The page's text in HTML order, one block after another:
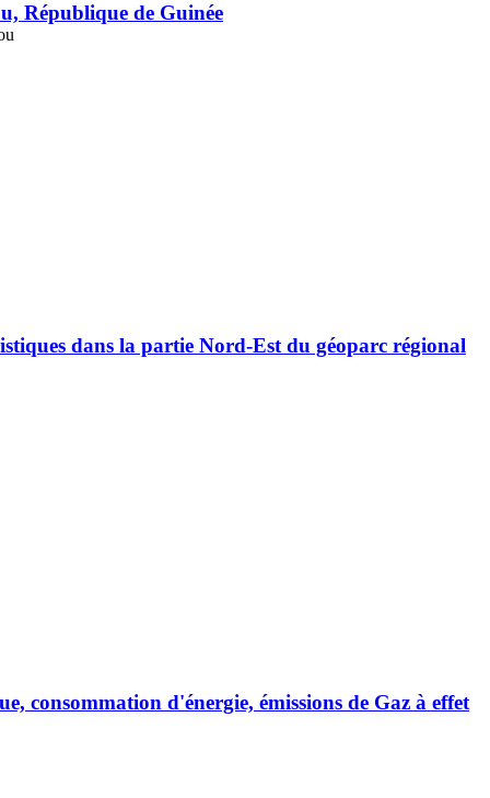
République de Guinée
dans la partie Nord-Est du géoparc régional
consommation d'énergie, émissions de Gaz à effet